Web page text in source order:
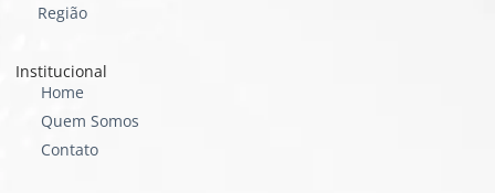
Região
Institucional
Home
Quem Somos
Contato